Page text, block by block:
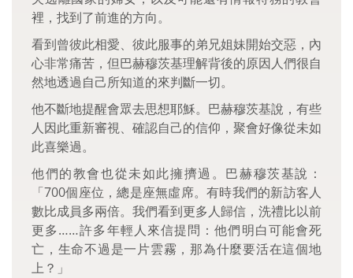
裡，找到了前進的方向。
看到曾彼此相愛、彼此服事的弟兄姐妹開始交惡，內
心非常痛苦，但巴赫穆茨基理解背後的原因人們很自
然地透過自己所知道的來判斷一切。
他不斷地提醒會眾去思想耶穌。巴赫穆茨基說，有些
人因此重新審視、確認自己的信仰，聚會好像從未如
此喜樂過。
他們的教會也從未如此擁擠過。巴赫穆茨基說：
「700個座位，總是座無虛席。有時我們的新訪客人
數比成員多兩倍。我們看到更多人歸信，洗禮比以前
更多……許多年輕人來信提問：他們明白可能會死
亡，生命不過是一片雲霧，那為什麼要活在這個地
上？」